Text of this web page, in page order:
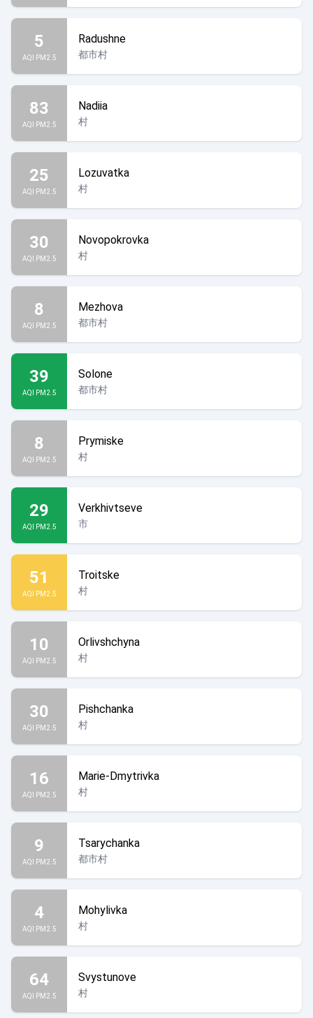
5
AQI PM2.5
Radushne
都市村
83
AQI PM2.5
Nadiia
村
25
AQI PM2.5
Lozuvatka
村
30
AQI PM2.5
Novopokrovka
村
8
AQI PM2.5
Mezhova
都市村
39
AQI PM2.5
Solone
都市村
8
AQI PM2.5
Prymiske
村
29
AQI PM2.5
Verkhivtseve
市
51
AQI PM2.5
Troitske
村
10
AQI PM2.5
Orlivshchyna
村
30
AQI PM2.5
Pishchanka
村
16
AQI PM2.5
Marie-Dmytrivka
村
9
AQI PM2.5
Tsarychanka
都市村
4
AQI PM2.5
Mohylivka
村
64
AQI PM2.5
Svystunove
村